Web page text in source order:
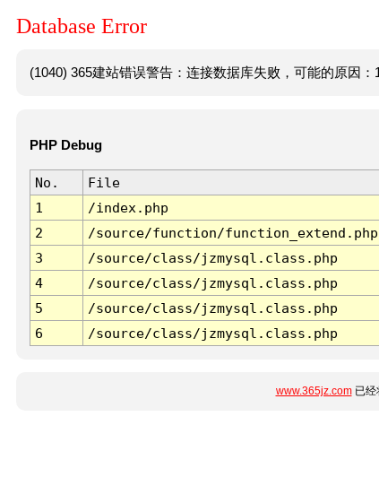
Database Error
(1040) 365建站错误警告：连接数据库失败，可能的原因：
PHP Debug
No. File
1
/index.php
2
/source/function/function_extend.php
3
/source/class/jzmysql.class.php
4
/source/class/jzmysql.class.php
5
/source/class/jzmysql.class.php
6
/source/class/jzmysql.class.php
www.365jz.com已经